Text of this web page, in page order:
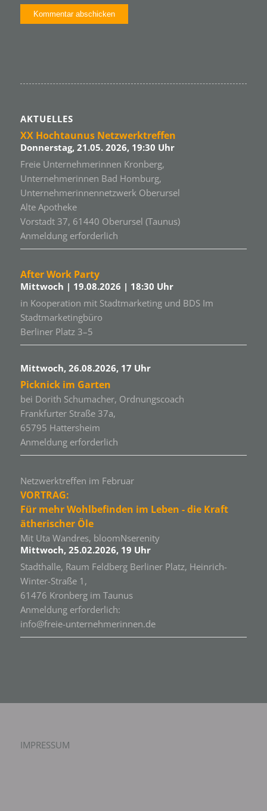
AKTUELLES
XX Hochtaunus Netzwerktreffen
Donnerstag, 21.05. 2026, 19:30 Uhr
Freie Unternehmerinnen Kronberg,
Unternehmerinnen Bad Homburg,
Unternehmerinnennetzwerk Oberursel
Alte Apotheke
Vorstadt 37, 61440 Oberursel (Taunus)
Anmeldung erforderlich
After Work Party
Mittwoch | 19.08.2026 | 18:30 Uhr
in Kooperation mit Stadtmarketing und BDS Im
Stadtmarketingbüro
Berliner Platz 3–5
Mittwoch, 26.08.2026, 17 Uhr
Picknick im Garten
bei Dorith Schumacher, Ordnungscoach
Frankfurter Straße 37a,
65795 Hattersheim
Anmeldung erforderlich
Netzwerktreffen im Februar
VORTRAG:
Für mehr Wohlbefinden im Leben - die Kraft
ätherischer Öle
Mit Uta Wandres, bloomNserenity
Mittwoch, 25.02.2026, 19 Uhr
Stadthalle, Raum Feldberg Berliner Platz, Heinrich-
Winter-Straße 1,
61476 Kronberg im Taunus
Anmeldung erforderlich:
info@freie-unternehmerinnen.de
IMPRESSUM